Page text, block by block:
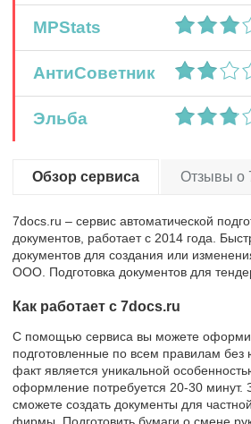
MPStats
АнтиСоветник
Эльба
Обзор сервиса Отзывы о
7docs.ru – сервис автоматической
документов, работает с 2014 года.
документов для создания или
ООО. Подготовка документов для
Как работает с 7docs.ru
С помощью сервиса вы можете
подготовленные по всем правилам без
факт является уникальной
оформление потребуется 20-30 минут.
сможете создать документы для
фирмы. Подготовить бумаги о смене